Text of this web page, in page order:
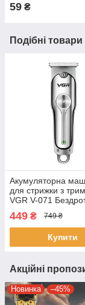
59 ₴
Подібні товари
Акумуляторна
для стрижки з
VGR V-071
волосся
449 ₴ 749 ₴
Купити
Акційні
Новинка –45%